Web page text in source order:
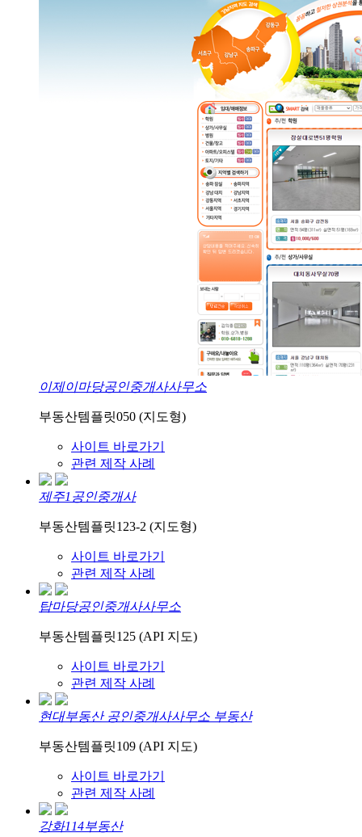
이제이마당공인중개사사무소
부동산템플릿050 (지도형)
사이트 바로가기
관련 제작 사례
제주1공인중개사
부동산템플릿123-2 (지도형)
사이트 바로가기
관련 제작 사례
탑마당공인중개사사무소
부동산템플릿125 (API 지도)
사이트 바로가기
관련 제작 사례
현대부동산 공인중개사사무소 부동산
부동산템플릿109 (API 지도)
사이트 바로가기
관련 제작 사례
강화114부동산